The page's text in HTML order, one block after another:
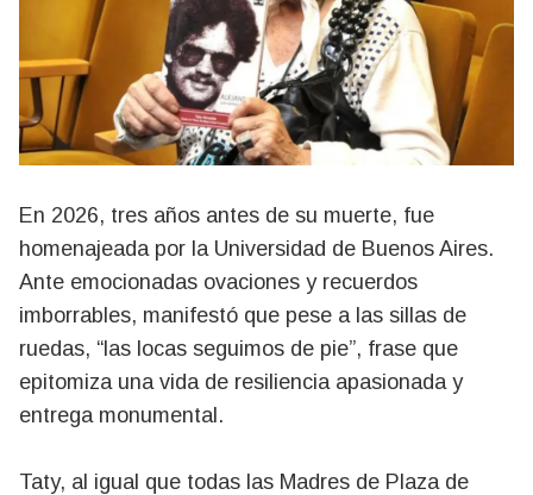
En 2026, tres años antes de su muerte, fue
homenajeada por la Universidad de Buenos Aires.
Ante emocionadas ovaciones y recuerdos
imborrables, manifestó que pese a las sillas de
ruedas, “las locas seguimos de pie”, frase que
epitomiza una vida de resiliencia apasionada y
entrega monumental.
Taty, al igual que todas las Madres de Plaza de